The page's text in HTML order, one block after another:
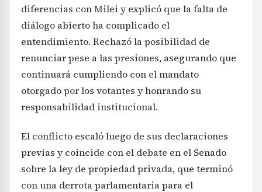
diferencias con Milei y explicó que la falta de
diálogo abierto ha complicado el
entendimiento. Rechazó la posibilidad de
renunciar pese a las presiones, asegurando que
continuará cumpliendo con el mandato
otorgado por los votantes y honrando su
responsabilidad institucional.
El conflicto escaló luego de sus declaraciones
previas y coincide con el debate en el Senado
sobre la ley de propiedad privada, que terminó
con una derrota parlamentaria para el